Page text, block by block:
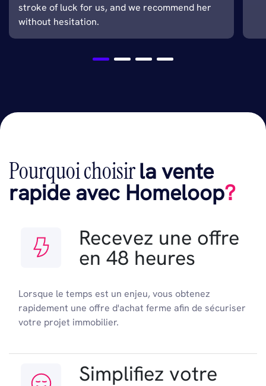
stroke of luck for us, and we recommend her
without hesitation.
Pourquoi choisirla vente
rapide avec Homeloop?
Recevez une offre
en 48 heures
Lorsque le temps est un enjeu, vous obtenez
rapidement une offre d'achat ferme afin de sécuriser
votre projet immobilier.
Simplifiez votre